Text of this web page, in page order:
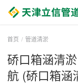
首页 管道清淤
硚口箱涵清
航 (硚口箱涵